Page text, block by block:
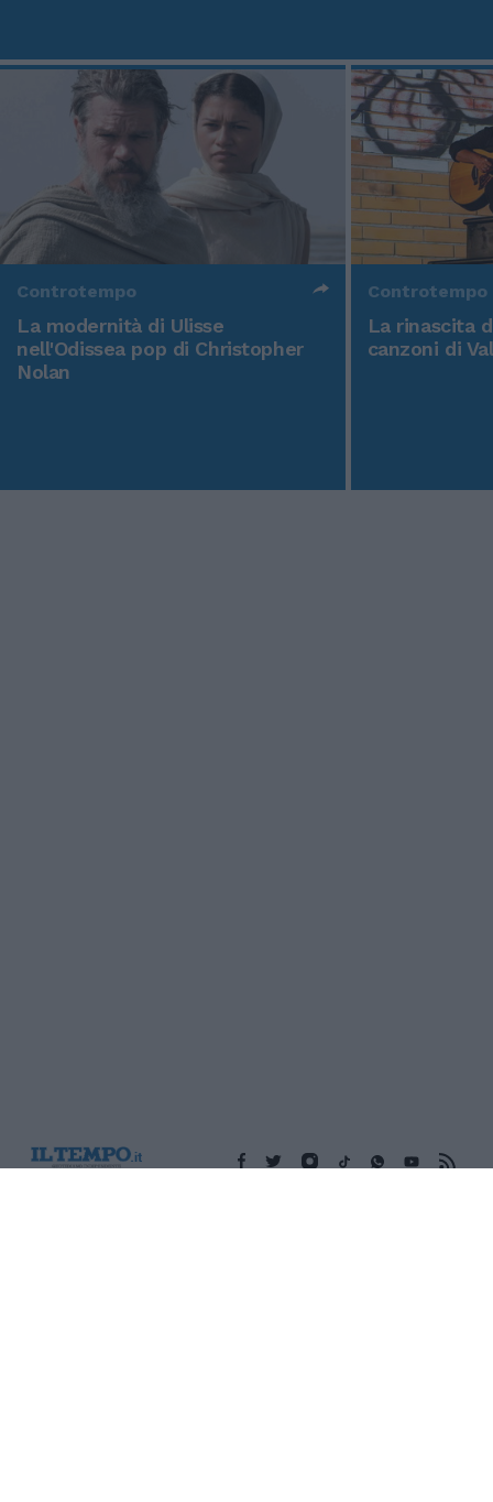
Controtempo
La modernità di Ulisse
nell'Odissea pop di Christopher
Nolan
Controtempo
La rinascita
canzoni di